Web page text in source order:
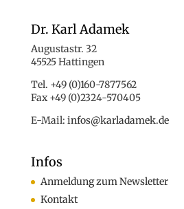
Dr. Karl Adamek
Augustastr. 32
45525 Hattingen
Tel. +49 (0)160-7877562
Fax +49 (0)2324-570405
E-Mail: infos@karladamek.de
Infos
Anmeldung zum Newsletter
Kontakt